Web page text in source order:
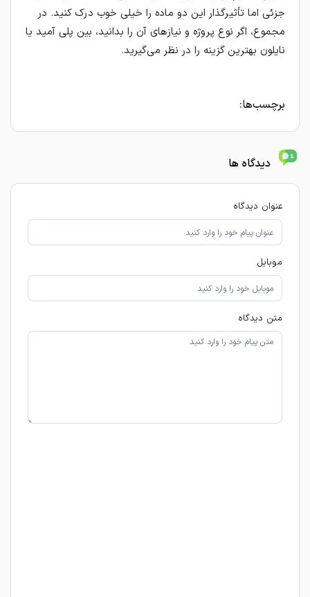
جزئی اما تأثیرگذار این دو ماده را خیلی خوب درک کنید. در
مجموع، اگر نوع پروژه و نیازهای آن را بدانید، بین پلی آمید یا
نایلون بهترین گزینه را در نظر می‌گیرید.
برچسب‌ها:
دیدگاه ها
عنوان دیدگاه
موبایل
متن دیدگاه